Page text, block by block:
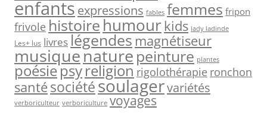
enfantsexpressions fables femmes fripon
frivole histoire humour kids lady ladinde
Les+ lus livreslégendes magnétiseur
musiquenature peinture plantes
poésiepsyreligion rigolothérapie ronchon
santésociétésoulagervariétés
verboriculteur verboriculture voyages